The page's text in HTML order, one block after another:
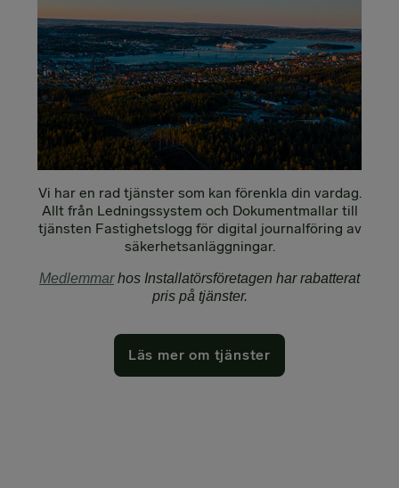
Vi har en rad tjänster som kan förenkla din vardag.
Allt från Ledningssystem och Dokumentmallar till
tjänsten Fastighetslogg för digital journalföring av
säkerhetsanläggningar.
Medlemmarhos Installatörsföretagen har rabatterat
pris på tjänster.
Läs mer om tjänster